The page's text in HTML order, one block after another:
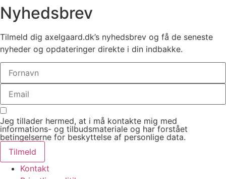
Nyhedsbrev
Tilmeld dig axelgaard.dk’s nyhedsbrev og få de seneste
nyheder og opdateringer direkte i din indbakke.
Jeg tillader hermed, at i må kontakte mig med
informations- og tilbudsmateriale og har forstået
betingelserne for beskyttelse af personlige data.
Tilmeld
Kontakt